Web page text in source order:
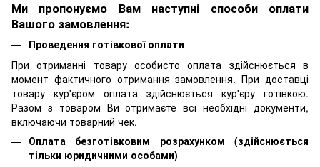
Ми пропонуємо Вам наступні способи оплати
Вашого замовлення:
Проведення готівкової оплати
При отриманні товару особисто оплата здійснюється в
момент фактичного отримання замовлення. При доставці
товару кур'єром оплата здійснюється кур'єру готівкою.
Разом з товаром Ви отримаєте всі необхідні документи,
включаючи товарний чек.
Оплата безготівковим розрахунком (здійснюється
тільки юридичними особами)